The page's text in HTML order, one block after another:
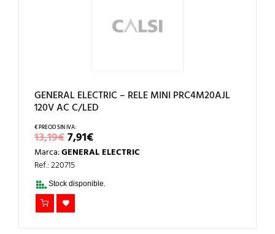
GENERAL ELECTRIC – RELE MINI PRC4M20AJL
120V AC C/LED
13,19€EL
PRECIO
ORIGINAL
ERA:
13,19€.
7,91€EL
PRECIO
ACTUAL
7,91€.
Marca:GENERAL ELECTRIC
Ref.: 220715
Stock disponible.